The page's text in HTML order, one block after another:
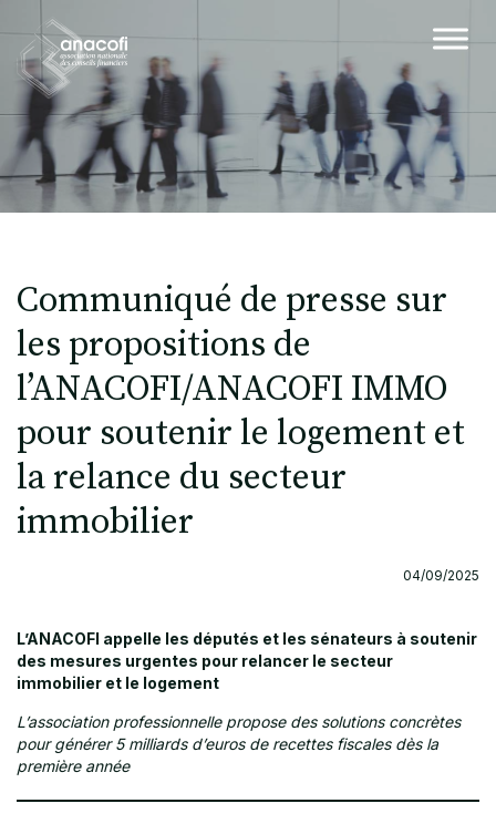
Communiqué de presse sur
les propositions de
l’ANACOFI/ANACOFI IMMO
pour soutenir le logement et
la relance du secteur
immobilier
04/09/2025
L’ANACOFI appelle les députés et les sénateurs à soutenir
des mesures urgentes pour relancer le secteur
immobilier et le logement
L’association professionnelle propose des solutions concrètes
pour générer 5 milliards d’euros de recettes fiscales dès la
première année